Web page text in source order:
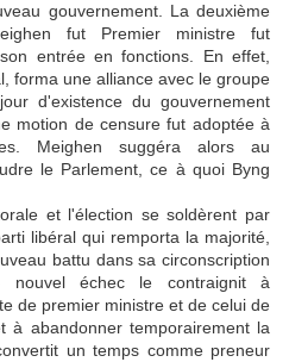
gouvernement. La deuxième
fut Premier ministre fut
entrée en fonctions. En effet,
forma une alliance avec le groupe
d'existence du gouvernement
motion de censure fut adoptée à
Meighen suggéra alors au
le Parlement, ce à quoi Byng
et l'élection se soldèrent par
libéral qui remporta la majorité,
battu dans sa circonscription
échec le contraignit à
de premier ministre et de celui de
à abandonner temporairement la
un temps comme preneur